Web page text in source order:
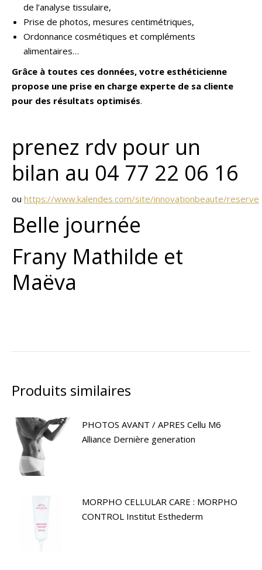
de l’analyse tissulaire,
Prise de photos, mesures centimétriques,
Ordonnance cosmétiques et compléments
alimentaires…
Grâce à toutes ces données, votre esthéticienne
propose une prise en charge experte de sa cliente
pour des résultats optimisés.
prenez rdv pour un
bilan au 04 77 22 06 16
ou https://www.kalendes.com/site/innovationbeaute/reserve
Belle journée
Frany Mathilde et
Maëva
Produits similaires
PHOTOS AVANT / APRES Cellu M6
Alliance Dernière generation
MORPHO CELLULAR CARE : MORPHO
CONTROL Institut Esthederm